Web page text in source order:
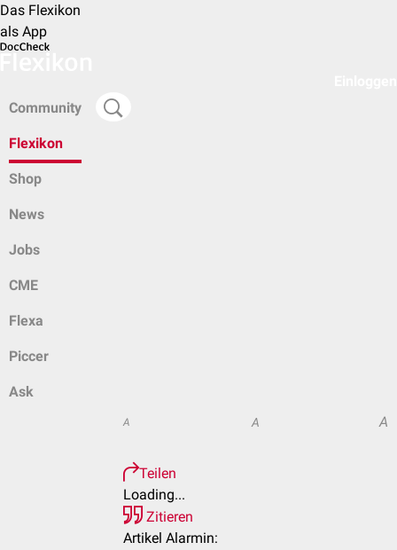
Das Flexikon
als App
Community
Flexikon
Shop
News
Jobs
CME
Flexa
Piccer
Ask
A A A
Teilen
Loading...
Zitieren
Artikel Alarmin: